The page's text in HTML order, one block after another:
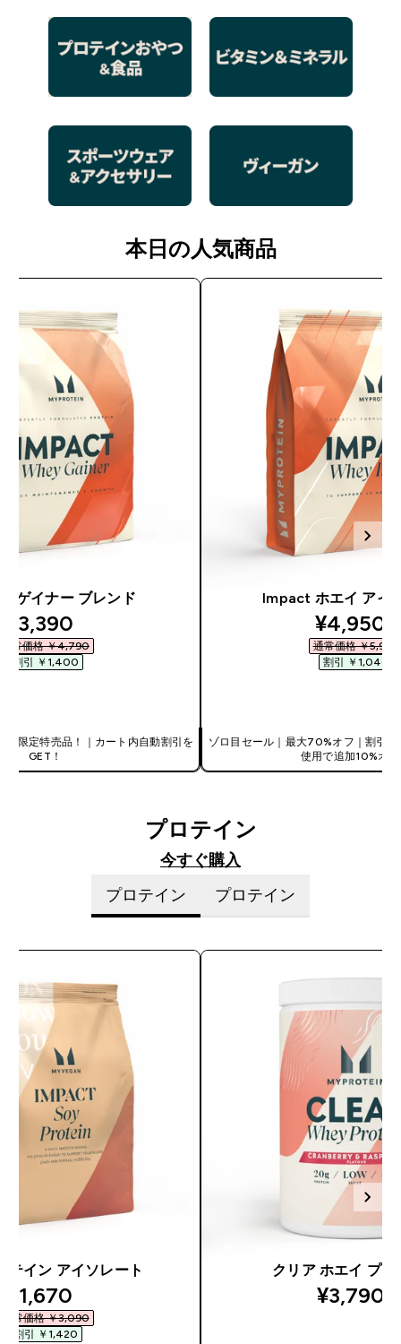
本日の人気商品
ゲイナー ブレンド
discounted price
¥3,390‎
通常価格 ￥4,790‎
割引 ￥1,400‎
ル限定特売品！｜カート内自動割引を
GET！
Impact ホエイ アイ
¥4,950‎
通常価格 ￥5,990‎
割引 ￥1,040‎
ゾロ目セール｜最大70%オフ｜割引
使用で追加10%オ
プロテイン
今すぐ購入
プロテイン
プロテイン
テイン アイソレート
discounted price
¥1,670‎
通常価格 ￥3,090‎
割引 ￥1,420‎
クリア ホエイ プロ
¥3,790‎